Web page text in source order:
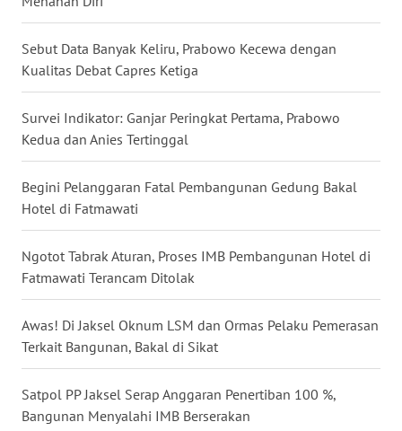
Sebut Data Banyak Keliru, Prabowo Kecewa dengan
Kualitas Debat Capres Ketiga
Survei Indikator: Ganjar Peringkat Pertama, Prabowo
Kedua dan Anies Tertinggal
Begini Pelanggaran Fatal Pembangunan Gedung Bakal
Hotel di Fatmawati
Ngotot Tabrak Aturan, Proses IMB Pembangunan Hotel di
Fatmawati Terancam Ditolak
Awas! Di Jaksel Oknum LSM dan Ormas Pelaku Pemerasan
Terkait Bangunan, Bakal di Sikat
Satpol PP Jaksel Serap Anggaran Penertiban 100 %,
Bangunan Menyalahi IMB Berserakan
WN
KALBAR
WN
KALTENG
WN
WN
SULSEL
WN
GORONTALO